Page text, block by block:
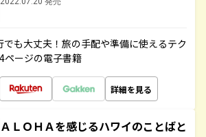
も大丈夫！旅の手配や準備に使えるテク
ページの電子書籍
詳細を見る
ＡＬＯＨＡを感じるハワイのことばと